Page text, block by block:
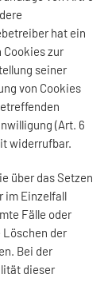
hat ein
Cookies zur
seiner
von Cookies
(Art. 6
widerrufbar.
über das Setzen
im Einzelfall
Fälle oder
Löschen der
Bei der
dieser